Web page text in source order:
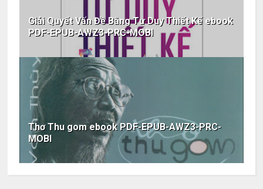
Giải Quyết Vấn Đề Bằng Tư Duy Thiết Kế ebook
PDF-EPUB-AWZ3-PRC-MOBI
Thơ Thu gom ebook PDF-EPUB-AWZ3-PRC-
MOBI